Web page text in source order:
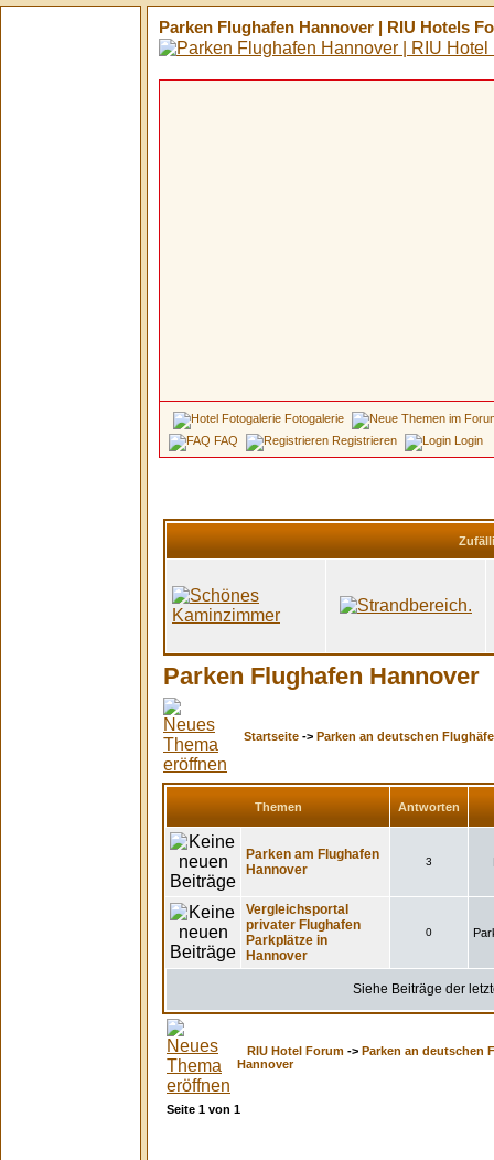
Parken Flughafen Hannover | RIU Hotels
Fotogalerie
FAQ
Registrieren Login
Parken Flughafen Hannover
Startseite -> Parken an deutschen
Themen Antworten
Parken am Flughafen
Hannover
3
Vergleichsportal
privater Flughafen
Parkplätze in
Hannover
0
Siehe Beiträge der
RIU Hotel Forum -> Parken an deutschen
Hannover
Seite 1 von 1